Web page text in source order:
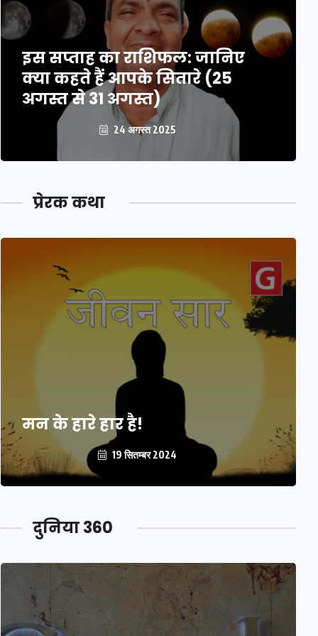
इस सप्ताह का राशिफल: जानिए
क्या कहते हैं आपके सितारे (25
अगस्त से 31 अगस्त)
24 अगस्त 2025
प्रेरक कथा
मन के हारे हार है!
19 सितम्बर 2024
दुनिया 360